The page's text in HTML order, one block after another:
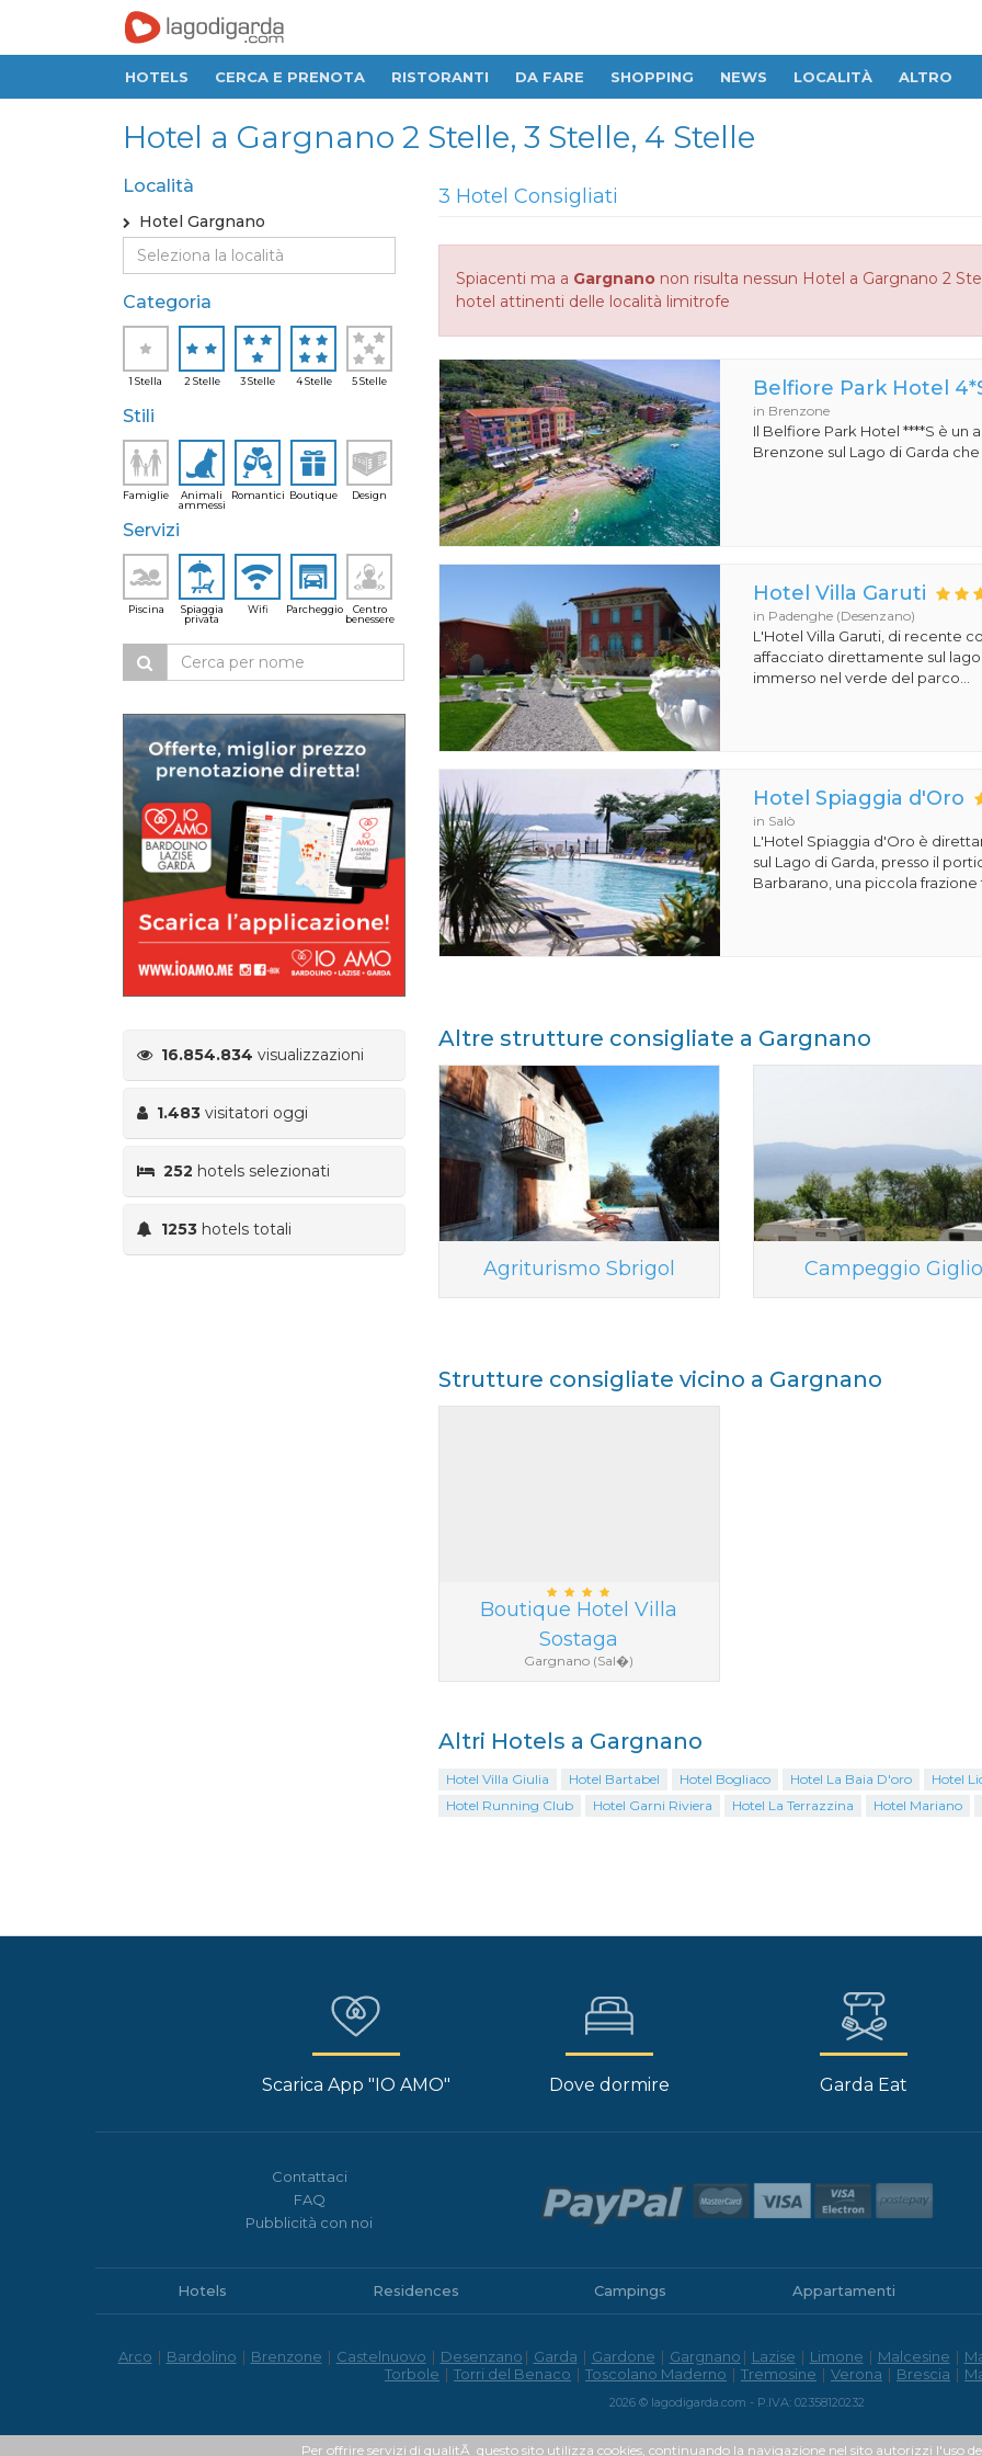
HOTELS CERCA E PRENOTA RISTORANTI DA FARE SHOPPING NEWS LOCALITÀ ALTRO
Hotel a Gargnano 2 Stelle, 3 Stelle, 4 Stelle
Località
Hotel Gargnano
Categoria
1 Stella 2 Stelle 3 Stelle 4 Stelle 5 Stelle
Stili
Famiglie
Animali
ammessi
Romantici Boutique Design
Servizi
Piscina
Spiaggia
privata
Wifi Parcheggio
Centro
benessere
16.854.834 visualizzazioni
1.483 visitatori oggi
252 hotels selezionati
1253 hotels totali
3 Hotel Consigliati
Spiacenti ma a Gargnanonon risulta nessun Hotel a Gargnano 2
hotel attinenti delle località limitrofe
Belfiore Park Hotel
in Brenzone
Il Belfiore Park Hotel ****S è un
Brenzone sul Lago di Garda che
Hotel Villa Garuti
in Padenghe (Desenzano)
L'Hotel Villa Garuti, di recente
affacciato direttamente sul lago
immerso nel verde del parco...
Hotel Spiaggia d'Oro
in Salò
L'Hotel Spiaggia d'Oro è
sul Lago di Garda, presso il
Barbarano, una piccola frazione
Altre strutture consigliate a Gargnano
Agriturismo Sbrigol Campeggio
Strutture consigliate vicino a Gargnano
Boutique Hotel Villa
Sostaga
Gargnano (Sal�)
Altri Hotels a Gargnano
Hotel Villa Giulia Hotel Bartabel Hotel Bogliaco Hotel La Baia D'oro
Hotel
Hotel Running Club
Hotel Garni Riviera Hotel La Terrazzina Hotel Mariano
Scarica App "IO AMO" Dove dormire Garda Eat
Contattaci
FAQ
Pubblicità con noi
Hotels Residences Campings Appartamenti
Arco | Bardolino | Brenzone | Castelnuovo | Desenzano | Garda | Gardone | Gargnano | Lazise | Limone | Malcesine |
Torbole | Torri del Benaco | Toscolano Maderno | Tremosine | Verona | Brescia |
2026 © lagodigarda.com - P.IVA: 02358120232
Per offrire servizi di qualitÃ questo sito utilizza cookies, continuando la navigazione nel sito autorizzi l'uso